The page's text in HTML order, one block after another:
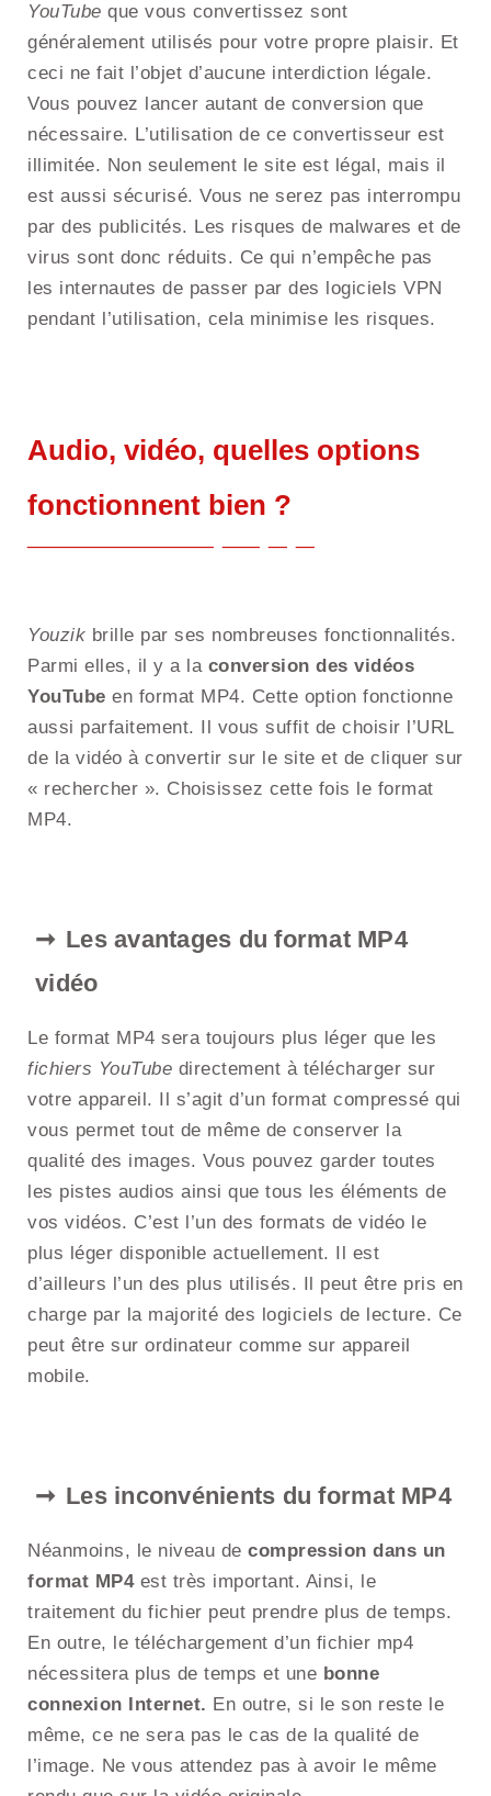
YouTube que vous convertissez sont
généralement utilisés pour votre propre plaisir. Et
ceci ne fait l’objet d’aucune interdiction légale.
Vous pouvez lancer autant de conversion que
nécessaire. L’utilisation de ce convertisseur est
illimitée. Non seulement le site est légal, mais il
est aussi sécurisé. Vous ne serez pas interrompu
par des publicités. Les risques de malwares et de
virus sont donc réduits. Ce qui n’empêche pas
les internautes de passer par des logiciels VPN
pendant l’utilisation, cela minimise les risques.
Audio, vidéo, quelles options
fonctionnent bien ?
Youzik brille par ses nombreuses fonctionnalités.
Parmi elles, il y a la conversion des vidéos
YouTube en format MP4. Cette option fonctionne
aussi parfaitement. Il vous suffit de choisir l’URL
de la vidéo à convertir sur le site et de cliquer sur
« rechercher ». Choisissez cette fois le format
MP4.
Les avantages du format MP4
vidéo
Le format MP4 sera toujours plus léger que les
fichiers YouTube directement à télécharger sur
votre appareil. Il s’agit d’un format compressé qui
vous permet tout de même de conserver la
qualité des images. Vous pouvez garder toutes
les pistes audios ainsi que tous les éléments de
vos vidéos. C’est l’un des formats de vidéo le
plus léger disponible actuellement. Il est
d’ailleurs l’un des plus utilisés. Il peut être pris en
charge par la majorité des logiciels de lecture. Ce
peut être sur ordinateur comme sur appareil
mobile.
Les inconvénients du format MP4
Néanmoins, le niveau de compression dans un
format MP4est très important. Ainsi, le
traitement du fichier peut prendre plus de temps.
En outre, le téléchargement d’un fichier mp4
nécessitera plus de temps et une bonne
connexion Internet. En outre, si le son reste le
même, ce ne sera pas le cas de la qualité de
l’image. Ne vous attendez pas à avoir le même